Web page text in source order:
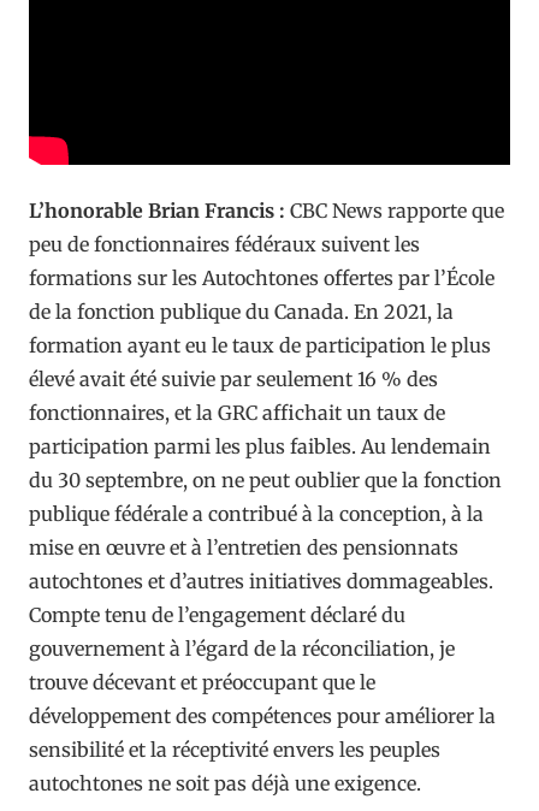
L’honorable Brian Francis : CBC News rapporte que
peu de fonctionnaires fédéraux suivent les
formations sur les Autochtones offertes par l’École
de la fonction publique du Canada. En 2021, la
formation ayant eu le taux de participation le plus
élevé avait été suivie par seulement 16 % des
fonctionnaires, et la GRC affichait un taux de
participation parmi les plus faibles. Au lendemain
du 30 septembre, on ne peut oublier que la fonction
publique fédérale a contribué à la conception, à la
mise en œuvre et à l’entretien des pensionnats
autochtones et d’autres initiatives dommageables.
Compte tenu de l’engagement déclaré du
gouvernement à l’égard de la réconciliation, je
trouve décevant et préoccupant que le
développement des compétences pour améliorer la
sensibilité et la réceptivité envers les peuples
autochtones ne soit pas déjà une exigence.